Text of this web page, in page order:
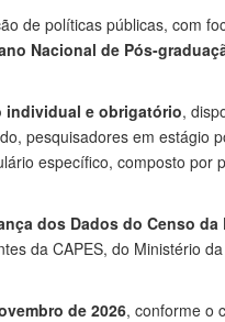
de políticas públicas, com
Nacional de Pós-
individual e obrigatório,
pesquisadores em
específico, composto
dos Dados do Censo
da CAPES, do Ministério
de 2026, conforme o